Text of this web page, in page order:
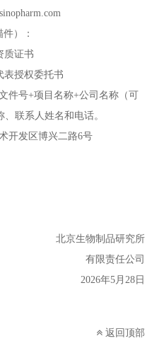
）：
质证书
表授权委托书
件号+项目名称+公司名称（可
联系人姓名和电话。
开发区博兴二路6号
北京生物制品研究所
有限责任公司
2026年5月 28 日
返回顶部